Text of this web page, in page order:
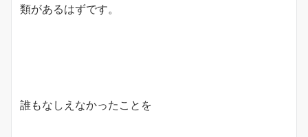
類があるはずです。
誰もなしえなかったことを